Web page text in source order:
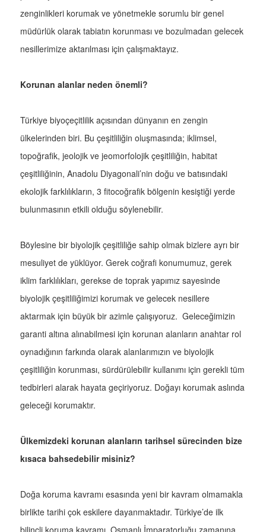
zenginlikleri korumak ve yönetmekle sorumlu bir genel
müdürlük olarak tabiatın korunması ve bozulmadan gelecek
nesillerimize aktarılması için çalışmaktayız.
Korunan alanlar neden önemli?
Türkiye biyoçeçitlilik açısından dünyanın en zengin
ülkelerinden biri. Bu çeşitliliğin oluşmasında; iklimsel,
topoğrafik, jeolojik ve jeomorfolojik çeşitliliğin, habitat
çeşitliliğinin, Anadolu Diyagonali’nin doğu ve batısındaki
ekolojik farklılıkların, 3 fitocoğrafik bölgenin kesiştiği yerde
bulunmasının etkili olduğu söylenebilir.
Böylesine bir biyolojik çeşitliliğe sahip olmak bizlere ayrı bir
mesuliyet de yüklüyor. Gerek coğrafi konumumuz, gerek
iklim farklılıkları, gerekse de toprak yapımız sayesinde
biyolojik çeşitliliğimizi korumak ve gelecek nesillere
aktarmak için büyük bir azimle çalışıyoruz. Geleceğimizin
garanti altına alınabilmesi için korunan alanların anahtar rol
oynadığının farkında olarak alanlarımızın ve biyolojik
çeşitliliğin korunması, sürdürülebilir kullanımı için gerekli tüm
tedbirleri alarak hayata geçiriyoruz. Doğayı korumak aslında
geleceği korumaktır.
Ülkemizdeki korunan alanların tarihsel sürecinden bize
kısaca bahsedebilir misiniz?
Doğa koruma kavramı esasında yeni bir kavram olmamakla
birlikte tarihi çok eskilere dayanmaktadır. Türkiye’de ilk